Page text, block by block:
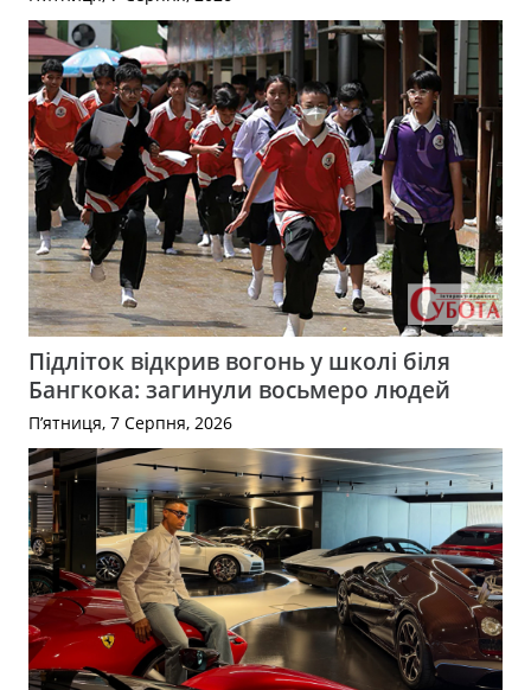
Підліток відкрив вогонь у школі біля
Бангкока: загинули восьмеро людей
П’ятниця, 7 Серпня, 2026